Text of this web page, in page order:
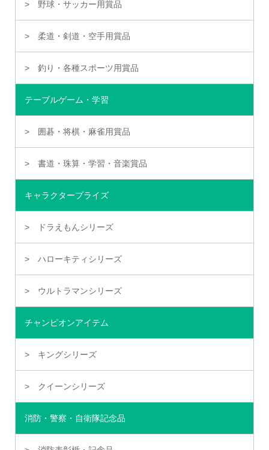
野球・サッカー用賞品
柔道・剣道・空手用賞品
釣り・各種スポーツ用賞品
テーブルゲーム・学習
囲碁・将棋・麻雀用賞品
書道・珠算・学習・音楽賞品
キャラクタープライズ
ドラえもんシリーズ
ハローキティシリーズ
ウルトラマンシリーズ
チャンピオンアイテム
キングシリーズ
クイーンシリーズ
消防・警察・自衛隊記念品